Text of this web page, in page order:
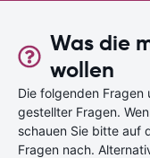
Was die
wollen
Die folgenden Fragen
gestellter Fragen.
schauen Sie bitte auf
Fragen nach.